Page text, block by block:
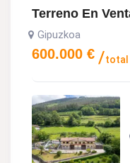
Terreno En
Gipuzkoa
600.000 € total